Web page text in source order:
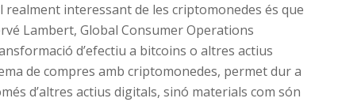
interessant de les criptomonedes és que
Lambert, Global Consumer Operations
d’efectiu a bitcoins o altres actius
de compres amb criptomonedes, permet dur a
d’altres actius digitals, sinó materials com són